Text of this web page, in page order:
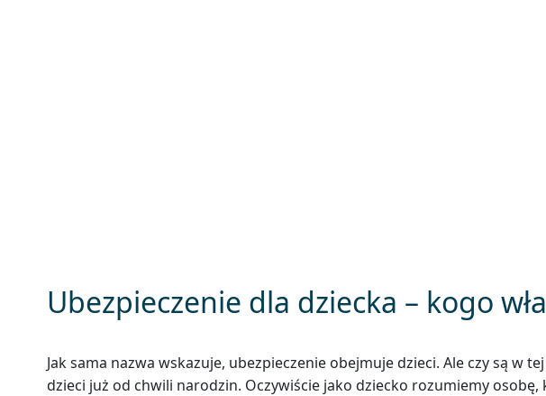
Ubezpieczenie dla dziecka – kogo
Jak sama nazwa wskazuje, ubezpieczenie obejmuje dzieci. Ale czy są w
dzieci już od chwili narodzin. Oczywiście jako dziecko rozumiemy osobę,